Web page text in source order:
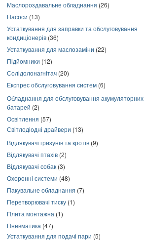
Маслороздавальне обладнання (26)
Насоси (13)
Устаткування для заправки та обслуговування
кондиціонерів (36)
Устаткування для маслозаміни (22)
Підйомники (12)
Солідолонагнітач (20)
Експрес обслуговування систем (6)
Обладнання для обслуговування акумуляторних
батарей (2)
Освітлення (57)
Світлодіодні драйвери (13)
Відлякувачі гризунів та кротів (9)
Відлякувачі птахів (2)
Відлякувачі собак (3)
Охоронні системи (48)
Пакувальне обладнання (7)
Перетворювачі тиску (1)
Плита монтажна (1)
Пневматика (47)
Устаткування для подачі пари (5)